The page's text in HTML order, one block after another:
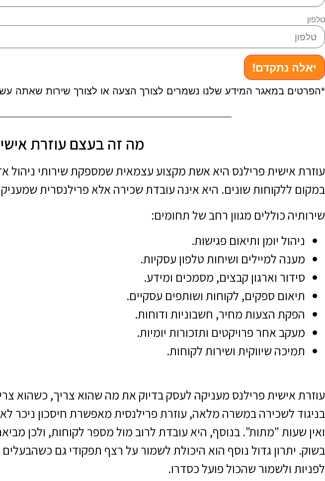
טלפון
יאלה נתקדם!
*הפרטים במאגר המידע שלנו נשמרים לצורך הצעה או לצורך שירות שאתה
מה זה בעצם עוזרת
עוזרת אישית פרילנס היא אשת מקצוע עצמאית שמספקת שירותי ניהול
במקום ללקוחות שונים. היא אינה עובדת שכירה אלא פרילנסרית
שירותיה כוללים מגוון רחב של תחומים:
ניהול יומן ותיאום פגישות.
מענה למיילים ושיחות טלפון עסקיות.
סידור וארגון קבצים, מסמכים ומידע.
תיאום ספקים, לקוחות ושותפים עסקיים.
הפקת הצעות מחיר, חשבוניות ודוחות.
מעקב אחר פרויקטים ותזכורות יומיות.
תמיכה שיווקית ושירות לקוחות.
עוזרת אישית פרילנס מעניקה לעסק בדיוק את מה שהוא צריך, כשהוא
בניגוד לשכירה במשרה מלאה, עוזרת פרילנסית מאפשרת חיסכון ניכר
ואין שעות "מתות". בנוסף, היא עובדת לרוב מול מספר לקוחות, ולכן
בשוק. יתרון גדול נוסף הוא היכולת לשמור על רצף תפקודי גם
לפניות ולשמור שהכול פועל כסדרו.